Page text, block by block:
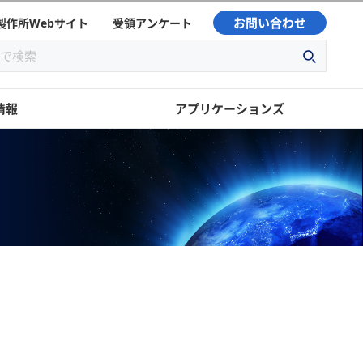
作所Webサイト 受領アンケート お問い合わせ
報 アプリケーションズ